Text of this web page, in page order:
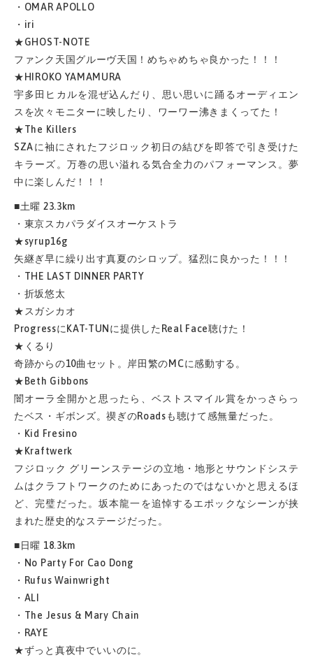
・OMAR APOLLO
・iri
★GHOST-NOTE
ファンク天国グルーヴ天国！めちゃめちゃ良かった！！！
★HIROKO YAMAMURA
宇多田ヒカルを混ぜ込んだり、思い思いに踊るオーディエン
スを次々モニターに映したり、ワーワー沸きまくってた！
★The Killers
SZAに袖にされたフジロック初日の結びを即答で引き受けた
キラーズ。万巻の思い溢れる気合全力のパフォーマンス。夢
中に楽しんだ！！！
■土曜 23.3km
・東京スカパラダイスオーケストラ
★syrup16g
矢継ぎ早に繰り出す真夏のシロップ。猛烈に良かった！！！
・THE LAST DINNER PARTY
・折坂悠太
★スガシカオ
ProgressにKAT-TUNに提供したReal Face聴けた！
★くるり
奇跡からの10曲セット。岸田繁のMCに感動する。
★Beth Gibbons
闇オーラ全開かと思ったら、ベストスマイル賞をかっさらっ
たベス・ギボンズ。禊ぎのRoadsも聴けて感無量だった。
・Kid Fresino
★Kraftwerk
フジロック グリーンステージの立地・地形とサウンドシステ
ムはクラフトワークのためにあったのではないかと思えるほ
ど、完璧だった。坂本龍一を追悼するエポックなシーンが挟
まれた歴史的なステージだった。
■日曜 18.3km
・No Party For Cao Dong
・Rufus Wainwright
・ALI
・The Jesus & Mary Chain
・RAYE
★ずっと真夜中でいいのに。